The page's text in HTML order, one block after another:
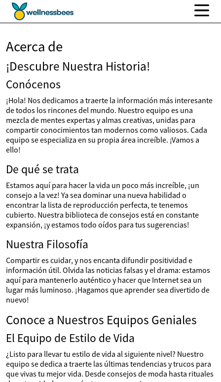
Acerca de
¡Descubre Nuestra Historia!
Conócenos
¡Hola! Nos dedicamos a traerte la información más interesante
de todos los rincones del mundo. Nuestro equipo es una
mezcla de mentes expertas y almas creativas, unidas para
compartir conocimientos tan modernos como valiosos. Cada
equipo se especializa en su propia área increíble. ¡Vamos a
ello!
De qué se trata
Estamos aquí para hacer la vida un poco más increíble, ¡un
consejo a la vez! Ya sea dominar una nueva habilidad o
encontrar la lista de reproducción perfecta, te tenemos
cubierto. Nuestra biblioteca de consejos está en constante
expansión, ¡y estamos todo oídos para tus sugerencias!
Nuestra Filosofía
Compartir es cuidar, y nos encanta difundir positividad e
información útil. Olvida las noticias falsas y el drama: estamos
aquí para mantenerlo auténtico y hacer que Internet sea un
lugar más luminoso. ¡Hagamos que aprender sea divertido de
nuevo!
Conoce a Nuestros Equipos Geniales
El Equipo de Estilo de Vida
¿Listo para llevar tu estilo de vida al siguiente nivel? Nuestro
equipo se dedica a traerte las últimas tendencias y trucos para
que vivas tu mejor vida. Desde consejos de moda hasta rituales